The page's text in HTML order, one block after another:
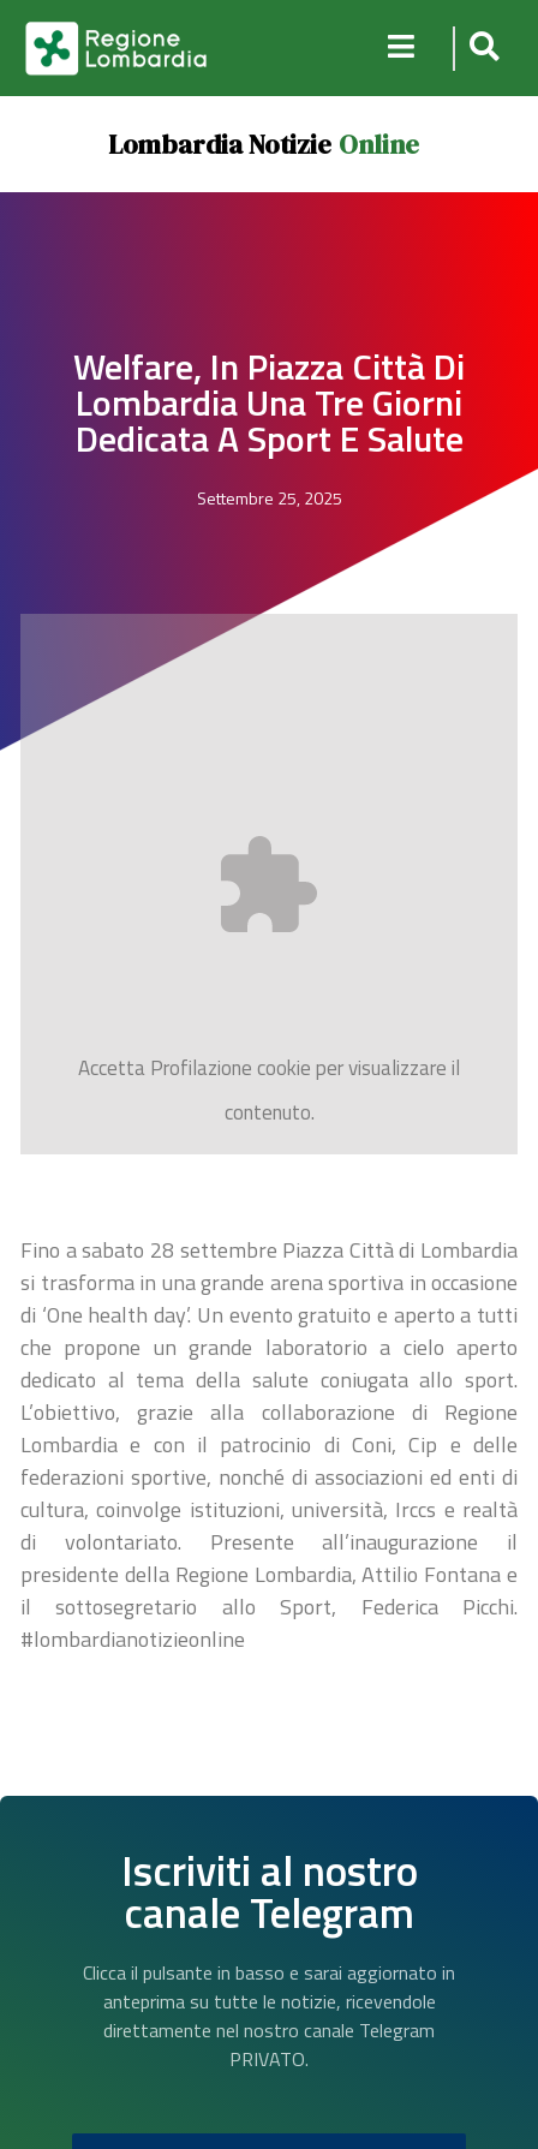
Lombardia Notizie Online
Welfare, In Piazza Città Di
Lombardia Una Tre Giorni
Dedicata A Sport E Salute
Settembre 25, 2025
AccettaProfilazionecookie per visualizzare il
contenuto.
Fino a sabato 28 settembre Piazza Città di Lombardia
si trasforma in una grande arena sportiva in occasione
di ‘One health day’. Un evento gratuito e aperto a tutti
che propone un grande laboratorio a cielo aperto
dedicato al tema della salute coniugata allo sport.
L’obiettivo, grazie alla collaborazione di Regione
Lombardia e con il patrocinio di Coni, Cip e delle
federazioni sportive, nonché di associazioni ed enti di
cultura, coinvolge istituzioni, università, Irccs e realtà
di volontariato. Presente all’inaugurazione il
presidente della Regione Lombardia, Attilio Fontana e
il sottosegretario allo Sport, Federica Picchi.
#lombardianotizieonline
Iscriviti al nostro
canale Telegram
Clicca il pulsante in basso e sarai aggiornato in
anteprima su tutte le notizie, ricevendole
direttamente nel nostro canale Telegram
PRIVATO.